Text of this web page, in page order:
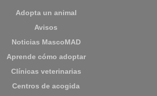
Adopta un animal
Avisos
Noticias MascoMAD
Aprende cómo adoptar
Clínicas veterinarias
Centros de acogida